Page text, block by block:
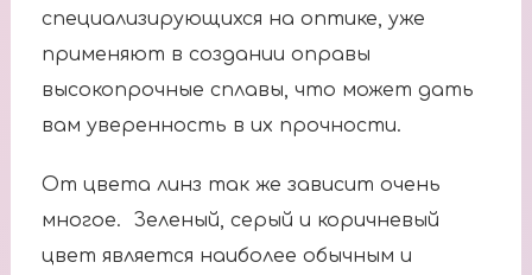
специализирующихся на оптике, уже
применяют в создании оправы
высокопрочные сплавы, что может дать
вам уверенность в их прочности.
От цвета линз так же зависит очень
многое. Зеленый, серый и коричневый
цвет является наиболее обычным и